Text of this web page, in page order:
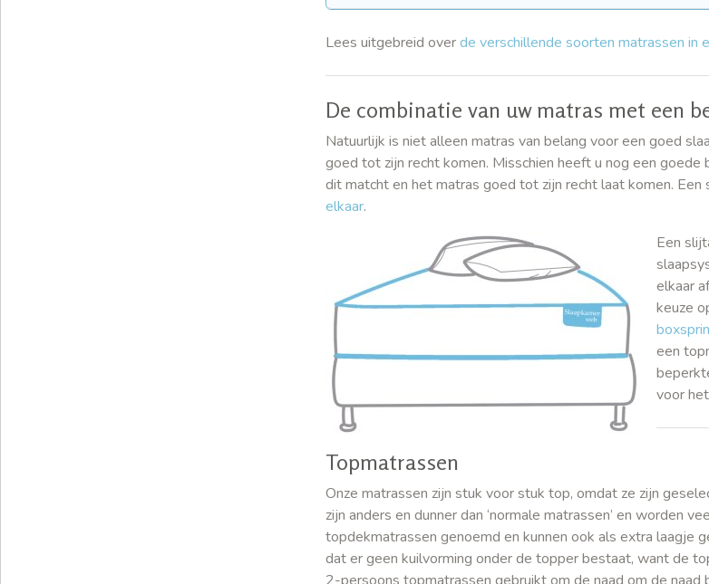
Lees uitgebreid overde verschillende soorten matrassen in
De combinatie van uw matras met een
Natuurlijk is niet alleen matras van belang voor een goed
goed tot zijn recht komen. Misschien heeft u nog een
dit matcht en het matras goed tot zijn recht laat komen.
elkaar.
Een
elkaar
keuze
een
voor
Topmatrassen
Onze matrassen zijn stuk voor stuk top, omdat ze zijn
zijn anders en dunner dan ‘normale matrassen’ en
topdekmatrassen genoemd en kunnen ook als extra laagje
dat er geen kuilvorming onder de topper bestaat, want de